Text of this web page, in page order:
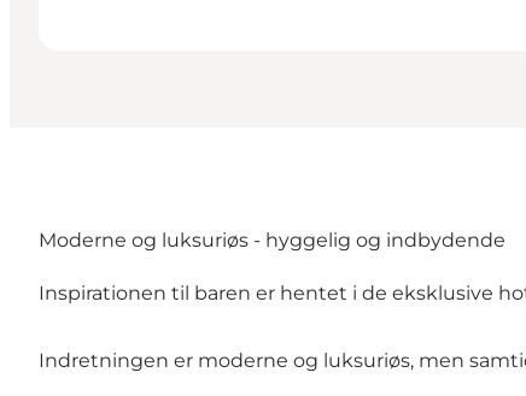
Moderne og luksuriøs - hyggelig og indbydende
Inspirationen til baren er hentet i de eksklusive
Indretningen er moderne og luksuriøs, men